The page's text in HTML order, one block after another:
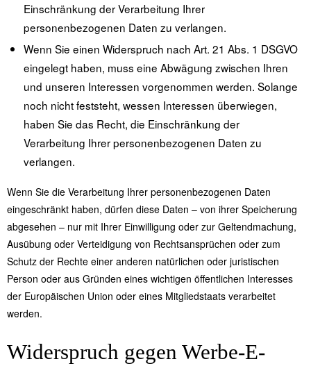
Einschränkung der Verarbeitung Ihrer
personenbezogenen Daten zu verlangen.
Wenn Sie einen Widerspruch nach Art. 21 Abs. 1 DSGVO
eingelegt haben, muss eine Abwägung zwischen Ihren
und unseren Interessen vorgenommen werden. Solange
noch nicht feststeht, wessen Interessen überwiegen,
haben Sie das Recht, die Einschränkung der
Verarbeitung Ihrer personenbezogenen Daten zu
verlangen.
Wenn Sie die Verarbeitung Ihrer personenbezogenen Daten
eingeschränkt haben, dürfen diese Daten – von ihrer Speicherung
abgesehen – nur mit Ihrer Einwilligung oder zur Geltendmachung,
Ausübung oder Verteidigung von Rechtsansprüchen oder zum
Schutz der Rechte einer anderen natürlichen oder juristischen
Person oder aus Gründen eines wichtigen öffentlichen Interesses
der Europäischen Union oder eines Mitgliedstaats verarbeitet
werden.
Widerspruch gegen Werbe-E-